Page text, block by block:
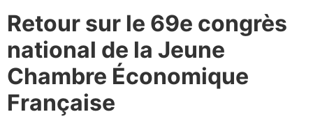
Retour sur le 69e congrès
national de la Jeune
Chambre Économique
Française